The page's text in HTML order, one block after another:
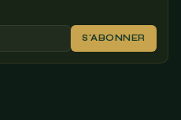
S'ABONNER